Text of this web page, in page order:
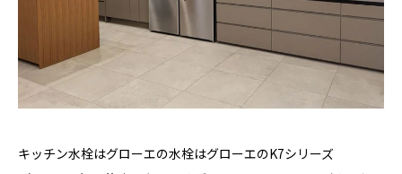
キッチン水栓はグローエの水栓はグローエのK7シリーズ